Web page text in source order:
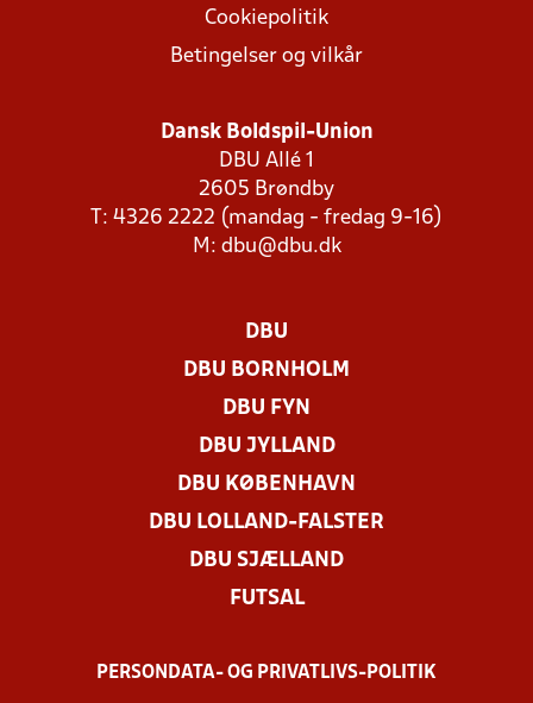
Cookiepolitik
Betingelser og vilkår
Dansk Boldspil-Union
DBU Allé 1
2605 Brøndby
T: 4326 2222 (mandag - fredag 9-16)
M: dbu@dbu.dk
DBU
DBU BORNHOLM
DBU FYN
DBU JYLLAND
DBU KØBENHAVN
DBU LOLLAND-FALSTER
DBU SJÆLLAND
FUTSAL
PERSONDATA- OG PRIVATLIVS-POLITIK